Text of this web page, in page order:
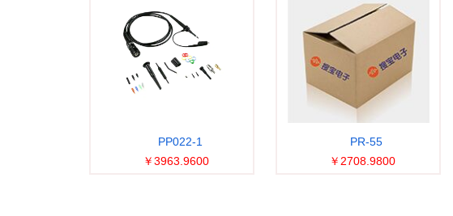
PP022-1
￥3963.9600
PR-55
￥2708.9800